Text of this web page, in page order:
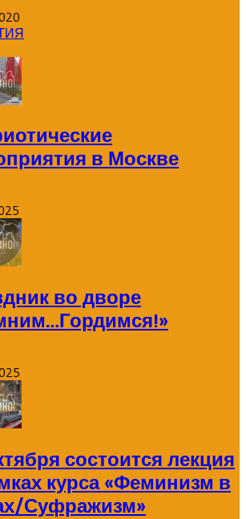
в Москве
во дворе
состоится лекция
курса «Феминизм в
Суфражизм»